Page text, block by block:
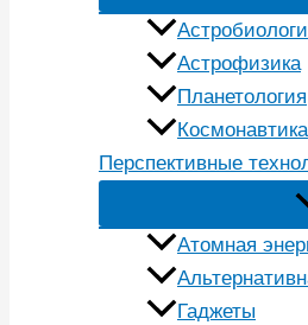
Астрофизика
Планетология
Космонавтика
Перспективные
Атомная
Гаджеты